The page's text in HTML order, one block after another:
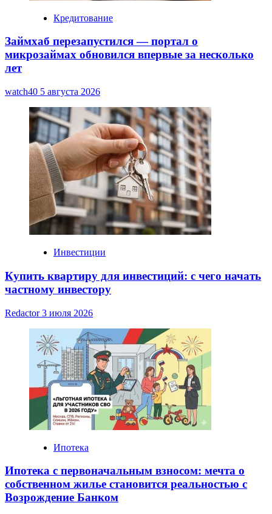
Кредитование
Займхаб перезапустился — портал о
микрозаймах обновился впервые за несколько
лет
watch40 5 августа 2026
Инвестиции
Купить квартиру для инвестиций: с чего начать
частному инвестору
Redactor3 июля 2026
Ипотека
Ипотека с первоначальным взносом: мечта о
собственном жилье становится реальностью с
Возрождение Банком